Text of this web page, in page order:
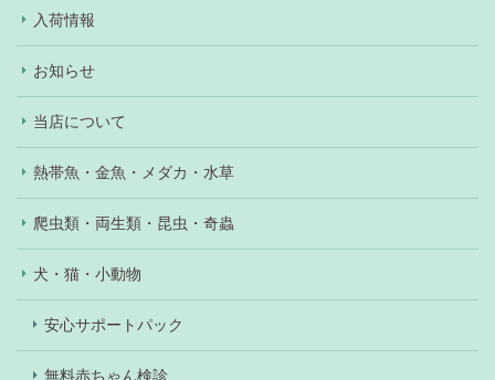
入荷情報
お知らせ
当店について
熱帯魚・金魚・メダカ・水草
爬虫類・両生類・昆虫・奇蟲
犬・猫・小動物
安心サポートパック
無料赤ちゃん検診